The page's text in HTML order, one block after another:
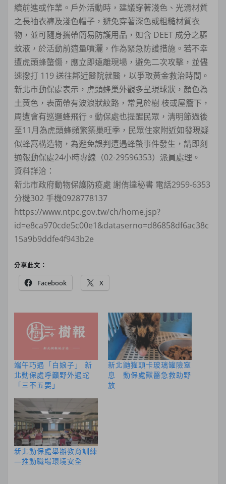
續前進或作業。戶外活動時，建議穿著淺色、光滑材質
之長袖衣褲及淺色帽子，避免穿著深色或粗糙材質衣
物，並可隨身攜帶簡易防護用品，如含 DEET 成分之驅
蚊液，於活動前適量噴灑，作為緊急防護措施。若不幸
遭虎頭蜂螫傷，應立即遠離現場，避免二次攻擊，並儘
速撥打 119 送往鄰近醫院就醫，以爭取黃金救治時間。
新北市動保處表示，虎頭蜂巢外觀多呈現球狀，顏色為
土黃色，表面帶有波浪狀紋路，常見於樹 枝或屋簷下，
周遭會有巡邏蜂飛行。動保處也提醒民眾，清明節過後
至11月為虎頭蜂頻繁築巢旺季，民眾住家附近如發現疑
似蜂窩構造物，為避免誤判遭遇蜂螫事件發生，請即刻
通報動保處24小時專線（02-29596353）派員處理。
資料詳洽：
新北市政府動物保護防疫處 謝侑達秘書 電話2959-6353
分機302 手機0928778137
https://www.ntpc.gov.tw/ch/home.jsp?
id=e8ca970cde5c00e1&dataserno=d86858df6ac38c
15a9b9ddfe4f943b2e
分享此文：
Facebook X
端午巧遇「白娘子」 新
北動保處呼籲野外遇蛇
「三不五要」
新北鼬獾頭卡玻璃罐險窒
息 動保處獸醫急救助野
放
新北動保處舉辦教育訓練
—推動職場環境安全